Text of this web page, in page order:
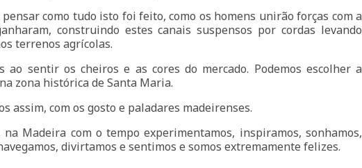
como tudo isto foi feito, como os homens unirão forças com a
construindo estes canais suspensos por cordas levando
terrenos agrícolas.
ao sentir os cheiros e as cores do mercado. Podemos escolher a
zona histórica de Santa Maria.
assim, com os gosto e paladares madeirenses.
na Madeira com o tempo experimentamos, inspiramos, sonhamos,
divirtamos e sentimos e somos extremamente felizes.